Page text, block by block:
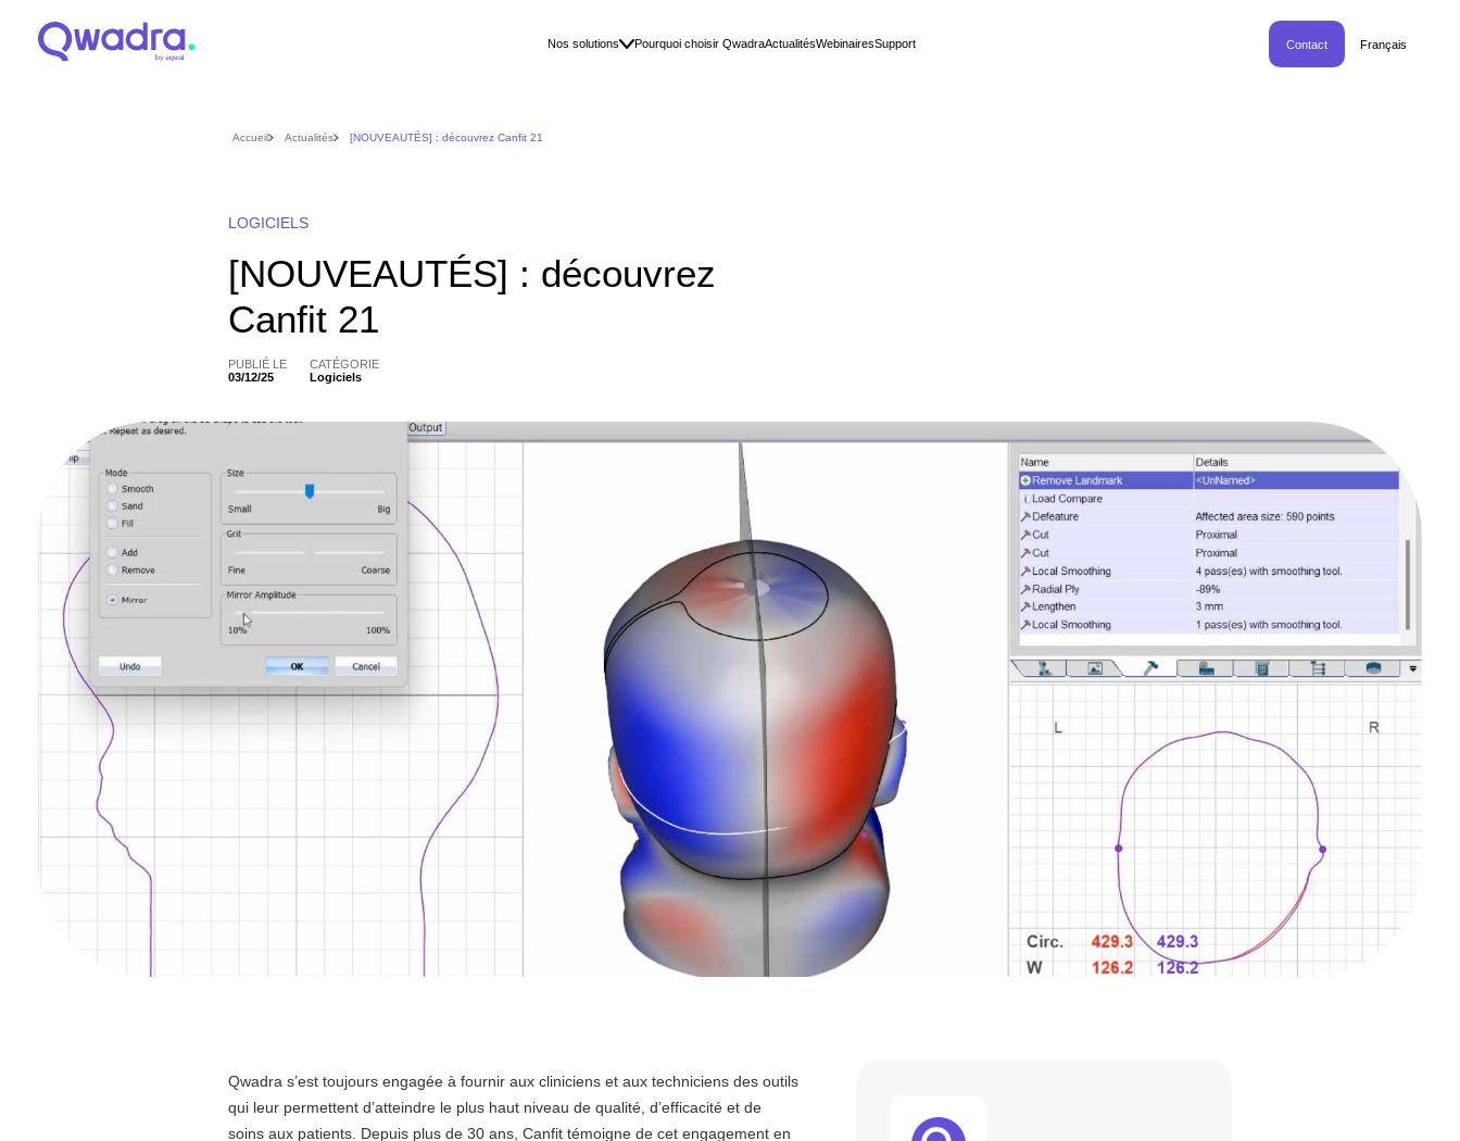
Nos solutions Pourquoi choisir QwadraActualitésWebinairesSupport Contact Français
Accueil Actualités [NOUVEAUTÉS] : découvrez Canfit 21
LOGICIELS
[NOUVEAUTÉS] : découvrez
Canfit 21
PUBLIÉ LE
03/12/25
CATÉGORIE
Logiciels
Qwadra s’est toujours engagée à fournir aux cliniciens et aux techniciens des outils
qui leur permettent d’atteindre le plus haut niveau de qualité, d’efficacité et de
soins aux patients. Depuis plus de 30 ans, Canfit témoigne de cet engagement en